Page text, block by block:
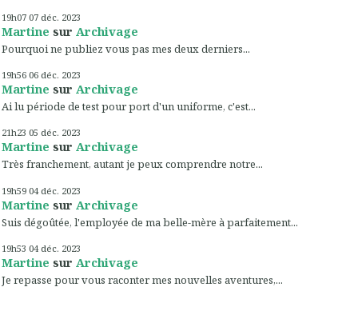
19h07 07 déc. 2023
Martine sur Archivage
Pourquoi ne publiez vous pas mes deux derniers...
19h56 06 déc. 2023
Martine sur Archivage
Ai lu période de test pour port d'un uniforme, c'est...
21h23 05 déc. 2023
Martine sur Archivage
Très franchement, autant je peux comprendre notre...
19h59 04 déc. 2023
Martine sur Archivage
Suis dégoûtée, l'employée de ma belle-mère à parfaitement...
19h53 04 déc. 2023
Martine sur Archivage
Je repasse pour vous raconter mes nouvelles aventures,...